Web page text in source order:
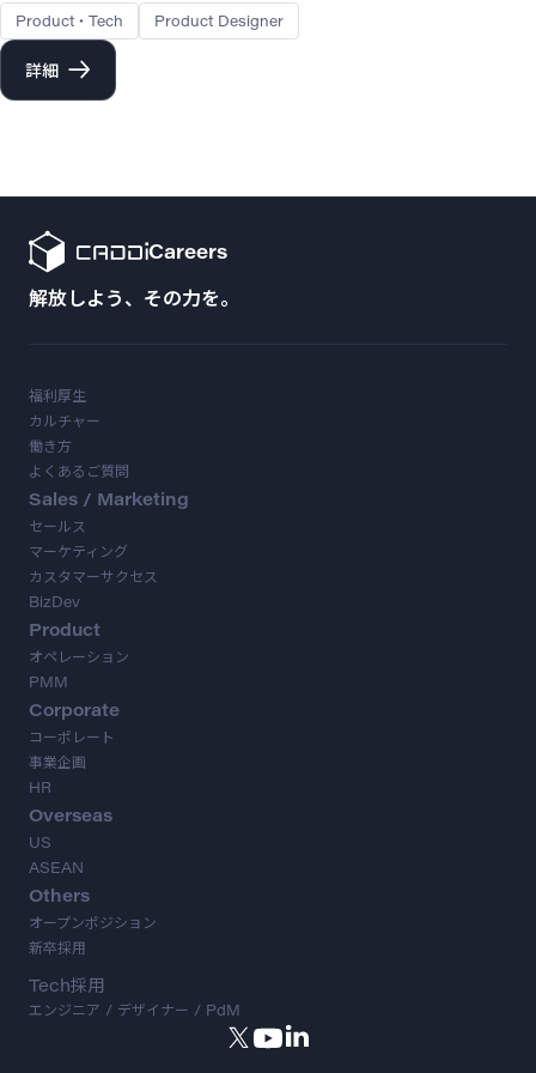
Product・Tech Product Designer
詳細
Careers
解放しよう、その力を。
福利厚生
カルチャー
働き方
よくあるご質問
Sales / Marketing
セールス
マーケティング
カスタマーサクセス
BizDev
Product
オペレーション
PMM
Corporate
コーポレート
事業企画
HR
Overseas
US
ASEAN
Others
オープンポジション
新卒採用
Tech採用
エンジニア / デザイナー / PdM